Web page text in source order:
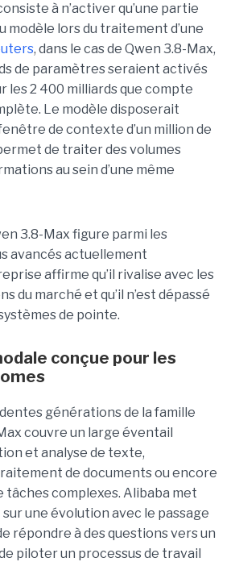
à n’activer qu’une partie
modèle lors du traitement d’une
, dans le cas de Qwen 3.8-Max,
de paramètres seraient activés
les 2 400 milliards que compte
Le modèle disposerait
de contexte d’un million de
de traiter des volumes
au sein d’une même
3.8-Max figure parmi les
avancés actuellement
affirme qu’il rivalise avec les
du marché et qu’il n’est dépassé
de pointe.
conçue pour les
générations de la famille
couvre un large éventail
et analyse de texte,
de documents ou encore
tâches complexes. Alibaba met
une évolution avec le passage
répondre à des questions vers un
piloter un processus de travail